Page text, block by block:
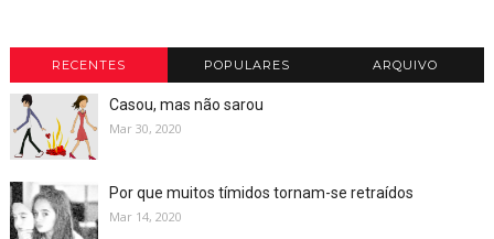
RECENTES POPULARES ARQUIVO
Casou, mas não sarou
Mar 30, 2020
Por que muitos tímidos tornam-se retraídos
Mar 14, 2020